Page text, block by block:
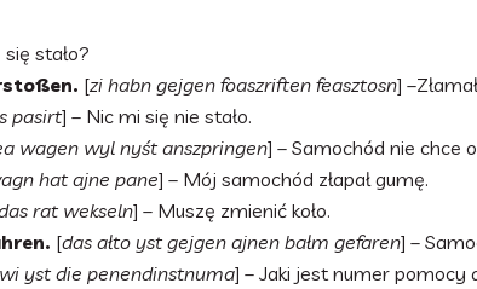
się stało?
[zi habn gejgen foaszriften feasztosn
pasirt] – Nic mi się nie stało.
wagen wyl nyśt anszpringen] – Samochód nie chce
hat ajne pane] – Mój samochód złapał gumę.
rat wekseln
] – Muszę zmienić koło.
[das ałto yst gejgen ajnen bałm gefaren] –
yst die penendinstnuma] – Jaki jest numer pomocy